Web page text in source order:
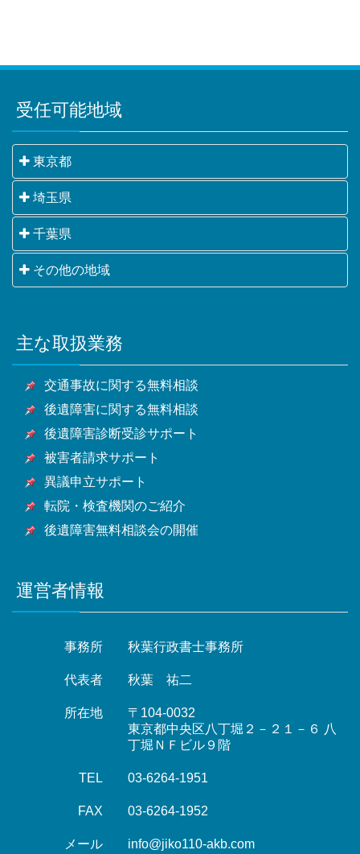
受任可能地域
東京都
千代田区・中央区・港区・新宿区・文京区・台東区・
墨田区・江東区・品川区・目黒区・大田区・世田谷
区・渋谷区・中野区・杉並区・豊島区・北区・荒川
区・板橋区・練馬区・足立区・葛飾区・江戸川区・八
王子市・立川市・武蔵野市・三鷹市・青梅市・府中
市・東大和市・清瀬市・東久留米市・武蔵村山市・多
摩市・稲城市・羽村市・あきる野市・西東京市他東京
都全域
埼玉県
さいたま市・川越市・熊谷市・川口市・行田市・秩父
市・所沢市・飯能市・加須市・本庄市・東松山市・春
日部市・狭山市・羽生市・鴻巣市・深谷市・上尾市・
潮市・富士見市・三郷市・蓮田市・坂戸市・幸手市・
鶴ヶ島市・日高市・吉川市・ふじみ野市・白岡市他埼
千葉県
千葉市・銚子市・市川市・船橋市・館山市・木更津
市・松戸市・野田市・茂原市・成田市・佐倉市・東金
市・富津市・浦安市・四街道市・袖ケ浦市・八街市・
印西市・白井市・富里市・南房総市・匝瑳市・香取
市・山武市・いすみ市・大網白里市他千葉県全域
その他の地域
甲府市・山梨市・南アルプス市他山梨県全域・長野
県・静岡県等
主な取扱業務
交通事故に関する無料相談
後遺障害に関する無料相談
後遺障害診断受診サポート
被害者請求サポート
異議申立サポート
転院・検査機関のご紹介
後遺障害無料相談会の開催
運営者情報
事務所 秋葉行政書士事務所
代表者 秋葉 祐二
所在地
〒104-0032
東京都中央区八丁堀２－２１－６ 八
丁堀ＮＦビル９階
TEL 03-6264-1951
FAX 03-6264-1952
メール info@jiko110-akb.com